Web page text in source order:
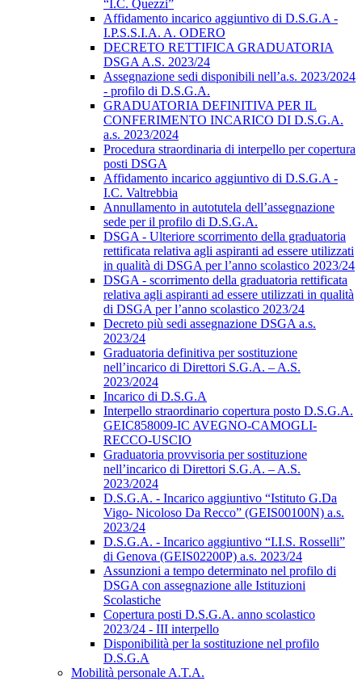
“I.C. Quezzi”
Affidamento incarico aggiuntivo di D.S.G.A -
I.P.S.S.I.A. A. ODERO
DECRETO RETTIFICA GRADUATORIA
DSGA A.S. 2023/24
Assegnazione sedi disponibili nell’a.s. 2023/2024
- profilo di D.S.G.A.
GRADUATORIA DEFINITIVA PER IL
CONFERIMENTO INCARICO DI D.S.G.A.
a.s. 2023/2024
Procedura straordinaria di interpello per copertura
posti DSGA
Affidamento incarico aggiuntivo di D.S.G.A -
I.C. Valtrebbia
Annullamento in autotutela dell’assegnazione
sede per il profilo di D.S.G.A.
DSGA - Ulteriore scorrimento della graduatoria
rettificata relativa agli aspiranti ad essere utilizzati
in qualità di DSGA per l’anno scolastico 2023/24
DSGA - scorrimento della graduatoria rettificata
relativa agli aspiranti ad essere utilizzati in qualità
di DSGA per l’anno scolastico 2023/24
Decreto più sedi assegnazione DSGA a.s.
2023/24
Graduatoria definitiva per sostituzione
nell’incarico di Direttori S.G.A. – A.S.
2023/2024
Incarico di D.S.G.A
Interpello straordinario copertura posto D.S.G.A.
GEIC858009-IC AVEGNO-CAMOGLI-
RECCO-USCIO
Graduatoria provvisoria per sostituzione
nell’incarico di Direttori S.G.A. – A.S.
2023/2024
D.S.G.A. - Incarico aggiuntivo “Istituto G.Da
Vigo- Nicoloso Da Recco” (GEIS00100N) a.s.
2023/24
D.S.G.A. - Incarico aggiuntivo “I.I.S. Rosselli”
di Genova (GEIS02200P) a.s. 2023/24
Assunzioni a tempo determinato nel profilo di
DSGA con assegnazione alle Istituzioni
Scolastiche
Copertura posti D.S.G.A. anno scolastico
2023/24 - III interpello
Disponibilità per la sostituzione nel profilo
D.S.G.A
Mobilità personale A.T.A.